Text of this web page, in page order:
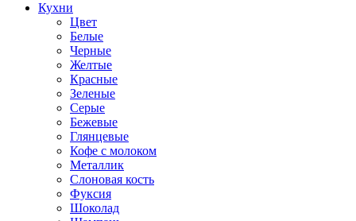
Кухни
Цвет
Белые
Черные
Желтые
Красные
Зеленые
Серые
Бежевые
Глянцевые
Кофе с молоком
Металлик
Слоновая кость
Фуксия
Шоколад